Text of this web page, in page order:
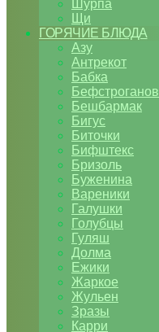
Шурпа
Щи
ГОРЯЧИЕ БЛЮДА
Азу
Антрекот
Бабка
Бефстроганов
Бешбармак
Бигус
Биточки
Бифштекс
Бризоль
Буженина
Вареники
Галушки
Голубцы
Гуляш
Долма
Ежики
Жаркое
Жульен
Зразы
Карри